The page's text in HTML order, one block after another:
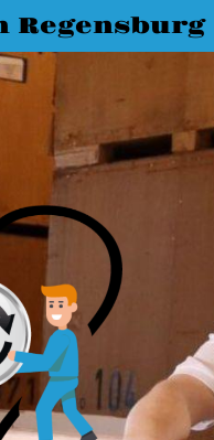
Regensburg